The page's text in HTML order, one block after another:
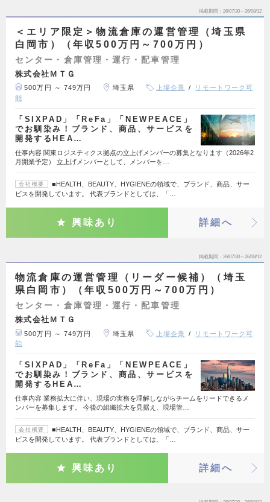
掲載期間 26/07/30～26/08/12
＜エリア限定＞物流倉庫の運営管理（埼玉県
白岡市）（年収500万円～700万円）
センター・倉庫管理・運行・配車管理
株式会社ＭＴＧ
500万円 ～ 749万円 埼玉県 上場企業
リモートワーク可
能
「SIXPAD」「ReFa」「NEWPEACE」
でお馴染み！ブランド、商品、サービスを
開発するHEA…
仕事内容 関東ロジスティクス拠点の立上げメンバーの募集となります（2026年2
月開業予定） 立上げメンバーとして、メンバーを…
会社概要
■HEALTH、BEAUTY、HYGIENEの領域で、ブランド、商品、サー
ビスを開発しています。 代表ブランドとしては、「…
興味あり 詳細へ
掲載期間 26/07/30～26/08/12
物流倉庫の運営管理（リーダー候補）（埼玉
県白岡市）（年収500万円～700万円）
センター・倉庫管理・運行・配車管理
株式会社ＭＴＧ
500万円 ～ 749万円 埼玉県 上場企業
リモートワーク可
能
「SIXPAD」「ReFa」「NEWPEACE」
でお馴染み！ブランド、商品、サービスを
開発するHEA…
仕事内容 業務拡大に伴い、現場の実務を理解しながらチームをリードできるメ
ンバーを募集します。 今後の組織拡大を見据え、現場管…
会社概要
■HEALTH、BEAUTY、HYGIENEの領域で、ブランド、商品、サー
ビスを開発しています。 代表ブランドとしては、「…
興味あり 詳細へ